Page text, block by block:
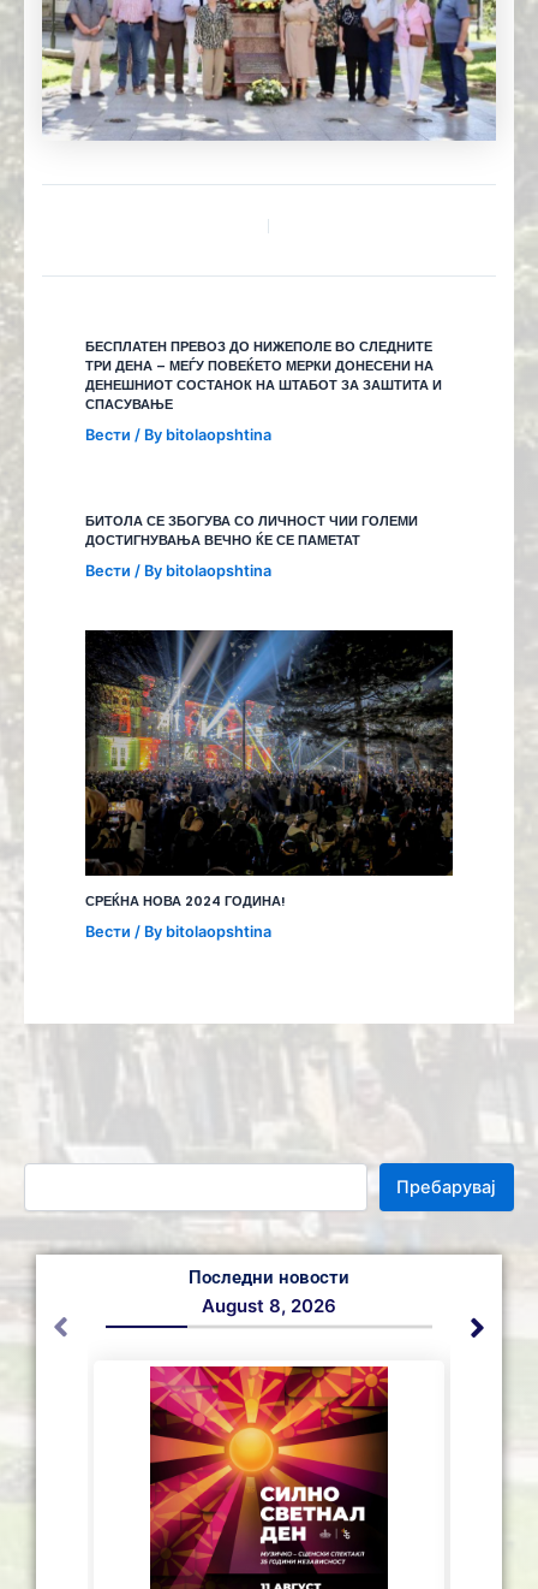
Пребарувај
Последни новости
August 8, 2026
БЕСПЛАТЕН ПРЕВОЗ ДО НИЖЕПОЛЕ ВО СЛЕДНИТЕ
ТРИ ДЕНА – МЕЃУ ПОВЕЌЕТО МЕРКИ ДОНЕСЕНИ НА
ДЕНЕШНИОТ СОСТАНОК НА ШТАБОТ ЗА ЗАШТИТА И
СПАСУВАЊЕ
Вести / By bitolaopshtina
БИТОЛА СЕ ЗБОГУВА СО ЛИЧНОСТ ЧИИ ГОЛЕМИ
ДОСТИГНУВАЊА ВЕЧНО ЌЕ СЕ ПАМЕТАТ
Вести / By bitolaopshtina
СРЕЌНА НОВА 2024 ГОДИНА!
Вести / By bitolaopshtina